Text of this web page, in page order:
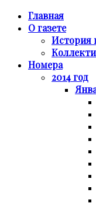
Главная
О газете
История
Номера
2014 год